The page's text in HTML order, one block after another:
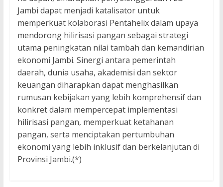
Jambi dapat menjadi katalisator untuk
memperkuat kolaborasi Pentahelix dalam upaya
mendorong hilirisasi pangan sebagai strategi
utama peningkatan nilai tambah dan kemandirian
ekonomi Jambi. Sinergi antara pemerintah
daerah, dunia usaha, akademisi dan sektor
keuangan diharapkan dapat menghasilkan
rumusan kebijakan yang lebih komprehensif dan
konkret dalam mempercepat implementasi
hilirisasi pangan, memperkuat ketahanan
pangan, serta menciptakan pertumbuhan
ekonomi yang lebih inklusif dan berkelanjutan di
Provinsi Jambi.(*)